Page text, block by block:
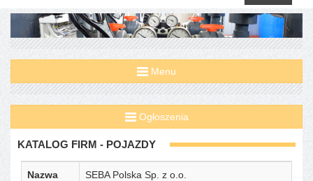
Menu
Ogłoszenia
KATALOG FIRM - POJAZDY
Nazwa SEBA Polska Sp. z o.o.